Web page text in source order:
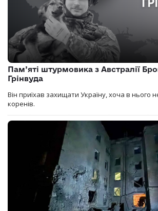
Пам’яті штурмовика з Австралії
Грінвуда
Він приїхав захищати Україну, хоча в нього
коренів.